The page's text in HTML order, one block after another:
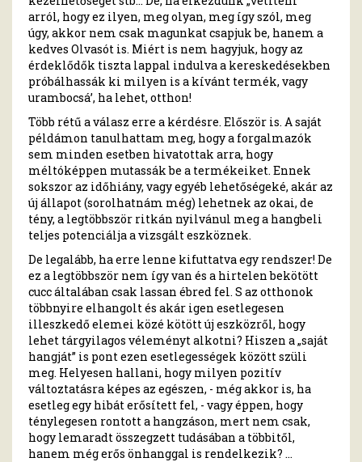
arról, hogy ez ilyen, meg olyan, meg így szól, meg
úgy, akkor nem csak magunkat csapjuk be, hanem a
kedves Olvasót is. Miért is nem hagyjuk, hogy az
érdeklődők tiszta lappal indulva a kereskedésekben
próbálhassák ki milyen is a kívánt termék, vagy
urambocsá’, ha lehet, otthon!
Több rétű a válasz erre a kérdésre. Először is. A saját
példámon tanulhattam meg, hogy a forgalmazók
sem minden esetben hivatottak arra, hogy
méltóképpen mutassák be a termékeiket. Ennek
sokszor az időhiány, vagy egyéb lehetőségeké, akár az
új állapot (sorolhatnám még) lehetnek az okai, de
tény, a legtöbbször ritkán nyilvánul meg a hangbeli
teljes potenciálja a vizsgált eszköznek.
De legalább, ha erre lenne kifuttatva egy rendszer! De
ez a legtöbbször nem így van és a hirtelen bekötött
cucc általában csak lassan ébred fel. S az otthonok
többnyire elhangolt és akár igen esetlegesen
illeszkedő elemei közé kötött új eszközről, hogy
lehet tárgyilagos véleményt alkotni? Hiszen a „saját
hangját” is pont ezen esetlegességek között szüli
meg. Helyesen hallani, hogy milyen pozitív
változtatásra képes az egészen, - még akkor is, ha
esetleg egy hibát erősített fel, - vagy éppen, hogy
ténylegesen rontott a hangzáson, mert nem csak,
hogy lemaradt összegzett tudásában a többitől,
hanem még erős önhanggal is rendelkezik? …